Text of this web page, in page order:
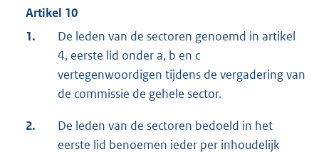
Artikel 10
1.
De leden van de sectoren genoemd in artikel
4, eerste lid onder a, b en c
vertegenwoordigen tijdens de vergadering van
de commissie de gehele sector.
2.
De leden van de sectoren bedoeld in het
eerste lid benoemen ieder per inhoudelijk